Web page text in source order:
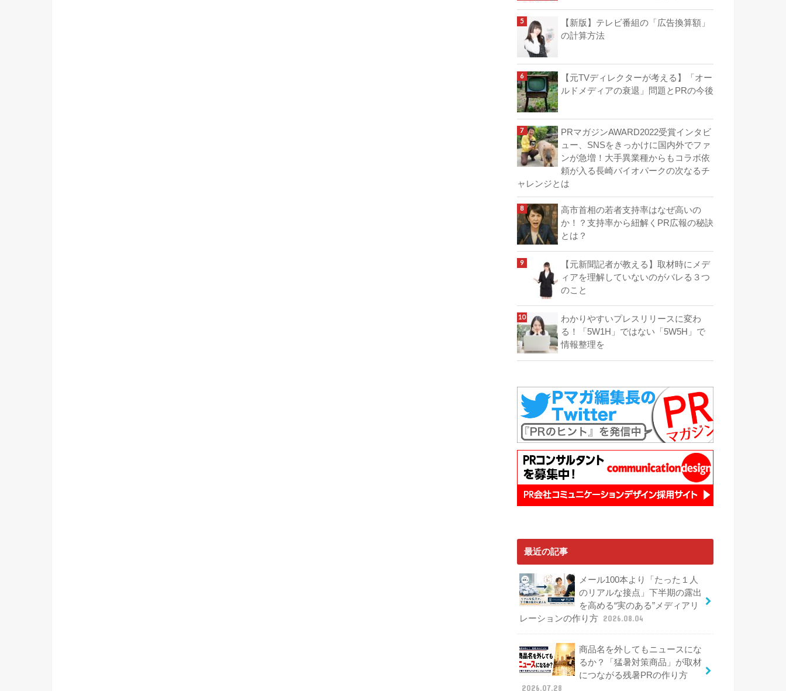
【新版】テレビ番組の「広告換算額」
の計算方法
【元TVディレクターが考える】「オー
ルドメディアの衰退」問題とPRの今後
PRマガジンAWARD2022受賞インタビ
ュー、SNSをきっかけに国内外でファ
ンが急増！大手異業種からもコラボ依
頼が入る長崎バイオパークの次なるチ
ャレンジとは
高市首相の若者支持率はなぜ高いの
か！？支持率から紐解くPR広報の秘訣
とは？
【元新聞記者が教える】取材時にメデ
ィアを理解していないのがバレる３つ
のこと
わかりやすいプレスリリースに変わ
る！「5W1H」ではない「5W5H」で
情報整理を
最近の記事
メール100本より「たった１人
のリアルな接点」下半期の露出
を高める“実のある”メディアリ
レーションの作り方 2026.08.04
商品名を外してもニュースにな
るか？「猛暑対策商品」が取材
につながる残暑PRの作り方
2026.07.28